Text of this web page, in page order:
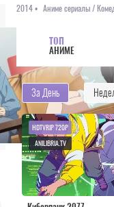
2014 •
ТОП
АНИМЕ
За День
HDTVRIP 720P
ANILIBRIA.TV